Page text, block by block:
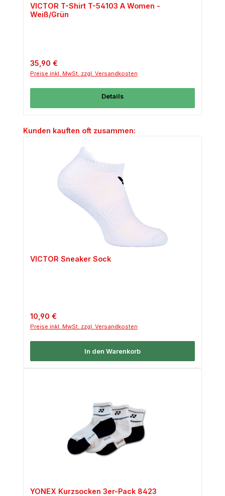
VICTOR T-Shirt T-54103 A Women -
Weiß/Grün
Regulärer Preis:
35,90 €
Preise inkl. MwSt. zzgl. Versandkosten
Details
Produktgalerie überspringen
Kunden kauften oft zusammen:
VICTOR Sneaker Sock
Regulärer Preis:
10,90 €
Preise inkl. MwSt. zzgl. Versandkosten
In den Warenkorb
YONEX Kurzsocken 3er-Pack 8423